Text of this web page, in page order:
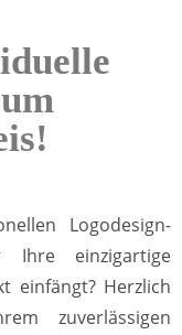
Logodesign-
Ihre einzigartige
einfängt? Herzlich
zuverlässigen